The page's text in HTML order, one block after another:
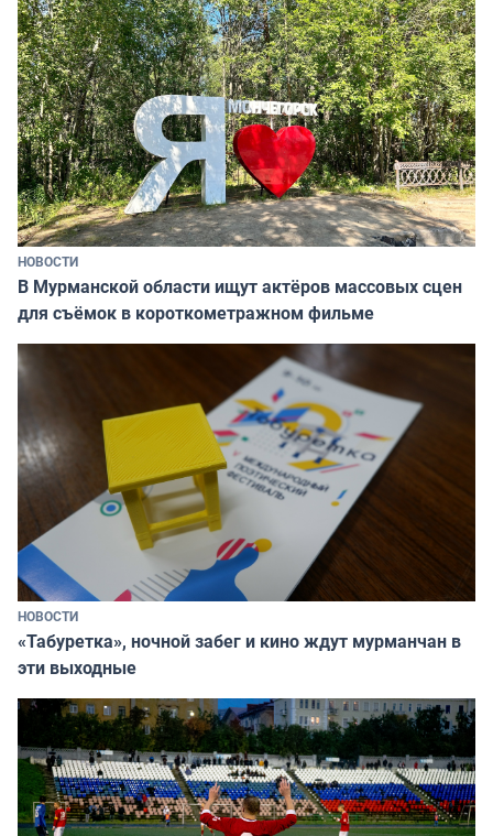
НОВОСТИ
В Мурманской области ищут актёров массовых сцен
для съёмок в короткометражном фильме
НОВОСТИ
«Табуретка», ночной забег и кино ждут мурманчан в
эти выходные